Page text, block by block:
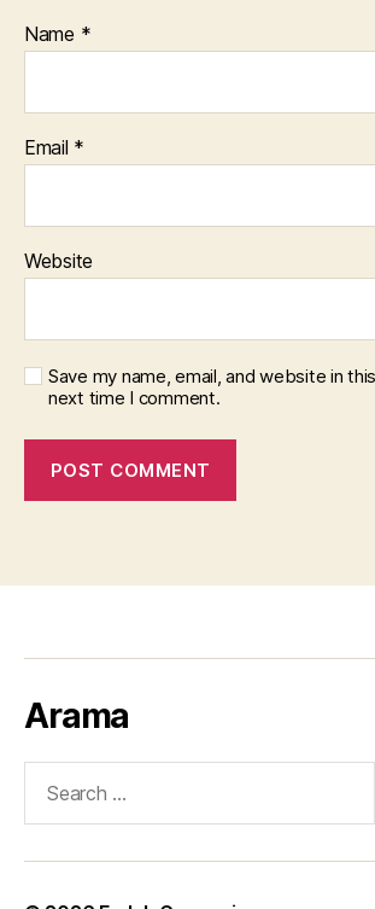
Name *
Email *
Website
Save my name, email, and website in
next time I comment.
Arama